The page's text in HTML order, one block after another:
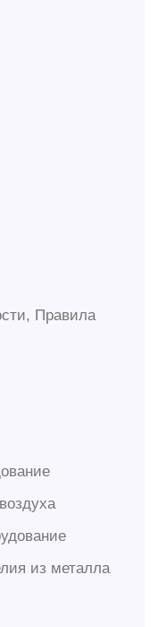
Правила
из металла